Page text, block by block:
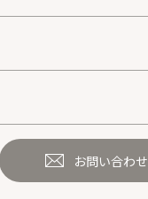
お問い合わせ